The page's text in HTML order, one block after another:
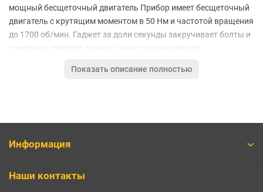
мощный бесщеточный двигатель Прибор имеет бесщеточный
двигатель с крутящим моментом в 50 Нм и частотой вращения
до 1700 об/мин. Гаджет за доли секунды закручивает болты и
саморезы, сверлит дерево, цемент и даже металл.
Встроенная батарея на 1900 мАч обеспечивает закручивание
управления режимами, на экране отображается уровень
двухсторонник бит, 5 свёрл и магнитной насадкой. Умный
Показать описание полностью
Информация
Наши контакты